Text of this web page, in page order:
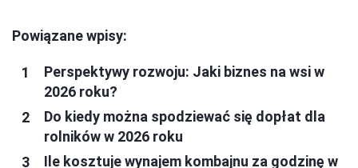
Powiązane wpisy:
Perspektywy rozwoju: Jaki biznes na wsi w
2026 roku?
Do kiedy można spodziewać się dopłat dla
rolników w 2026 roku
Ile kosztuje wynajem kombajnu za godzinę w